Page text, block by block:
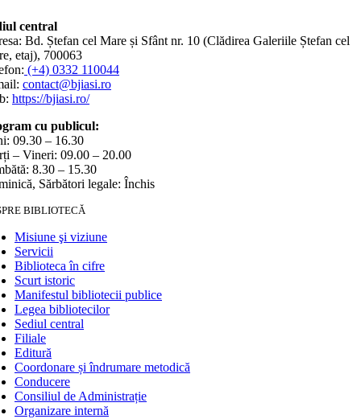
central
Bd. Ștefan cel Mare și Sfânt nr. 10 (Clădirea Galeriile Ștefan cel
etaj), 700063
(+4) 0332 110044
contact@bjiasi.ro
https://bjiasi.ro/
cu publicul:
09.30 – 16.30
– Vineri: 09.00 – 20.00
8.30 – 15.30
Sărbători legale: Închis
BIBLIOTECĂ
Misiune şi viziune
Servicii
Biblioteca în cifre
Scurt istoric
Manifestul bibliotecii publice
Legea bibliotecilor
Sediul central
Filiale
Editură
Coordonare și îndrumare metodică
Conducere
Consiliul de Administrație
Organizare internă